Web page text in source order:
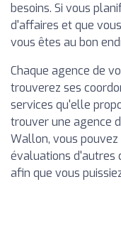
besoins. Si vous
d'affaires et que
vous êtes au bon
Chaque agence de
trouverez ses
services qu'elle
trouver une agence
Wallon, vous
évaluations d'autres
afin que vous